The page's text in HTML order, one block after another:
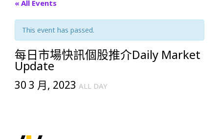
« All Events
This event has passed.
每日市場快訊個股推介Daily Market
Update
30 3 月, 2023 ALL DAY